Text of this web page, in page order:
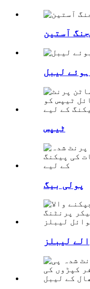
آستین
لیبل
ٹیپس
پولی بیگ
لیبلز